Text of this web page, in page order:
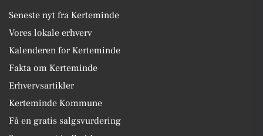
Seneste nyt fra Kerteminde
Vores lokale erhverv
Kalenderen for Kerteminde
Fakta om Kerteminde
Erhvervsartikler
Kerteminde Kommune
Få en gratis salgsvurdering